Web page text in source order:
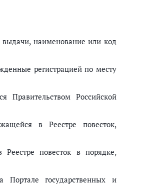
выдачи, наименование или код
регистрацией по месту
Правительством Российской
в Реестре повесток,
Реестре повесток в порядке,
государственных и